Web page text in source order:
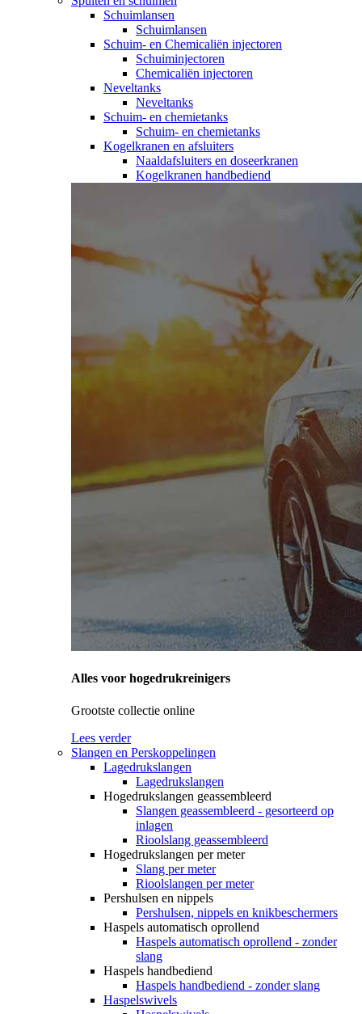
Schuimlansen
Schuimlansen
Schuim- en Chemicaliën injectoren
Schuiminjectoren
Chemicaliën injectoren
Neveltanks
Neveltanks
Schuim- en chemietanks
Schuim- en chemietanks
Kogelkranen en afsluiters
Naaldafsluiters en doseerkranen
Kogelkranen handbediend
Alles voor hogedrukreinigers
Grootste collectie online
Lees verder
Slangen en Perskoppelingen
Lagedrukslangen
Lagedrukslangen
Hogedrukslangen geassembleerd
Slangen geassembleerd - gesorteerd op
inlagen
Rioolslang geassembleerd
Hogedrukslangen per meter
Slang per meter
Rioolslangen per meter
Pershulsen en nippels
Pershulsen, nippels en knikbeschermers
Haspels automatisch oprollend
Haspels automatisch oprollend - zonder
slang
Haspels handbediend
Haspels handbediend - zonder slang
Haspelswivels